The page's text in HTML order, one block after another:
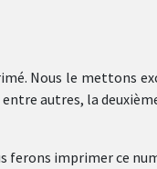
Nous le mettons
autres, la
ferons imprimer ce